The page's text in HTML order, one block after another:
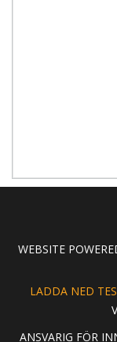
WEBSITE
LADDA NED
ANSVARIG FÖR